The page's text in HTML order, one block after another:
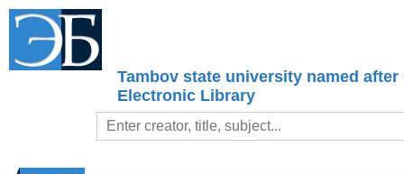
Tambov state university named after
Electronic Library